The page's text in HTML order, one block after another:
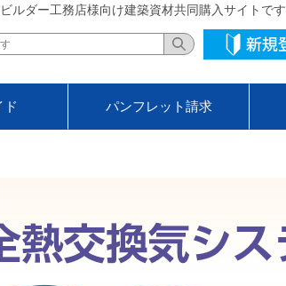
ルダー工務店様向け建築資材共同購入サイトです
ド パンフレット請求